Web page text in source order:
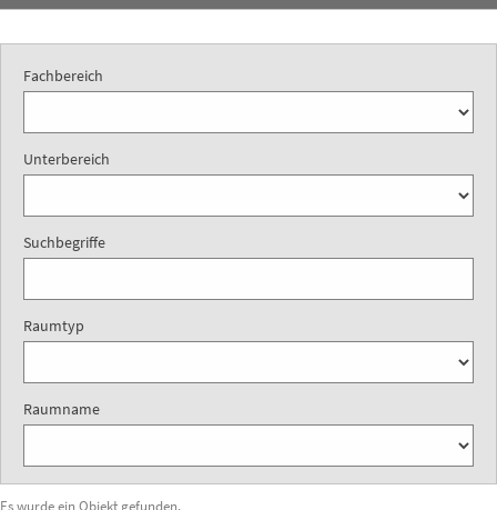
Fachbereich
Unterbereich
Suchbegriffe
Raumtyp
Raumname
Es wurde ein Objekt gefunden.